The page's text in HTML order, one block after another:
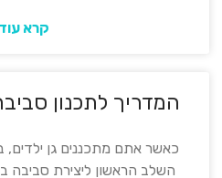
קרא
המדריך לתכנון
כאשר אתם מתכננים גן ילדים,
השלב הראשון ליצירת סביבה